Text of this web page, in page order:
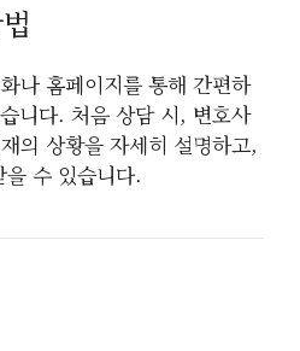
나 홈페이지를 통해 간편하
니다. 처음 상담 시, 변호사
의 상황을 자세히 설명하고,
수 있습니다.